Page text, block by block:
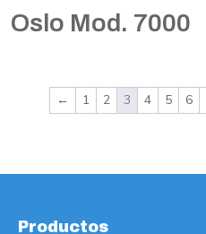
Oslo Mod. 7000
← 1 2 3 4 5 6
Productos